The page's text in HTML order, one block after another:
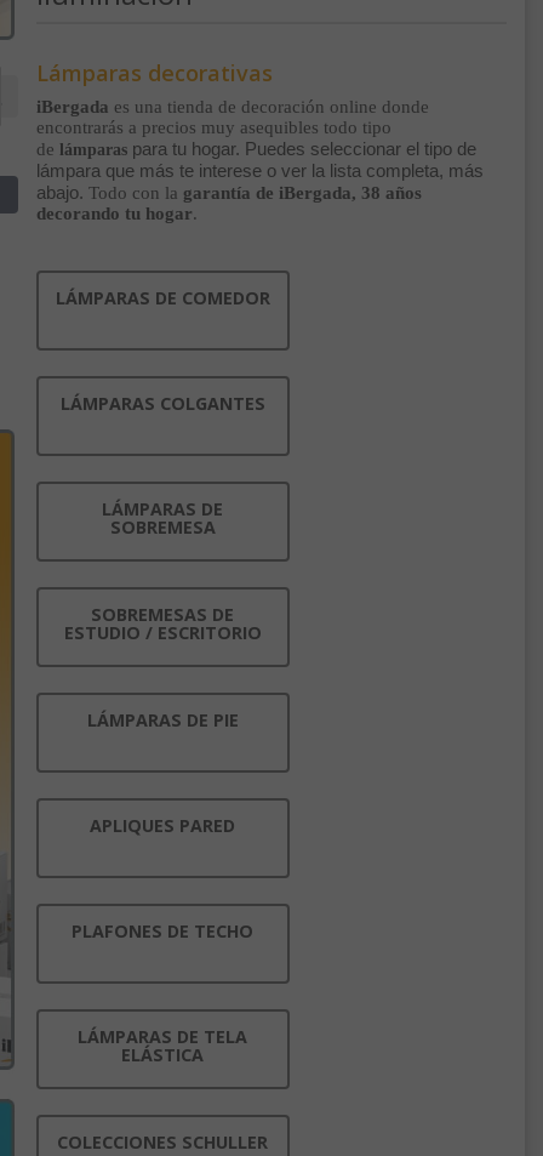
Lámparas decorativas
iBergada es una tienda de decoración online donde
encontrarás a precios muy asequibles todo tipo
de lámparas para tu hogar. Puedes seleccionar el tipo de
lámpara que más te interese o ver la lista completa, más
abajo. Todo con la garantía de iBergada, 38 años
decorando tu hogar.
LÁMPARAS DE COMEDOR
LÁMPARAS COLGANTES
LÁMPARAS DE
SOBREMESA
SOBREMESAS DE
ESTUDIO / ESCRITORIO
LÁMPARAS DE PIE
APLIQUES PARED
PLAFONES DE TECHO
LÁMPARAS DE TELA
ELÁSTICA
COLECCIONES SCHULLER